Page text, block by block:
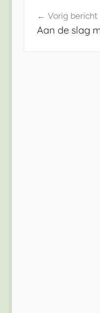
navigatie
Vorig bericht
Aan de slag